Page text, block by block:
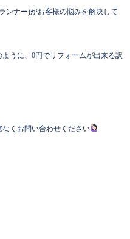
ンナー)がお客様の悩みを解決して
うに、0円でリフォームが出来る訳
くお問い合わせください